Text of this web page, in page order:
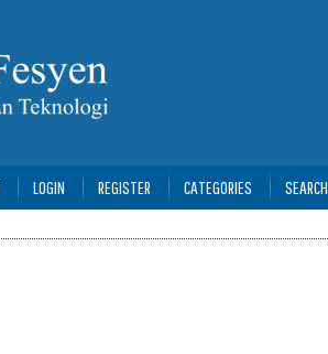
LOGIN REGISTER CATEGORIES SEARCH